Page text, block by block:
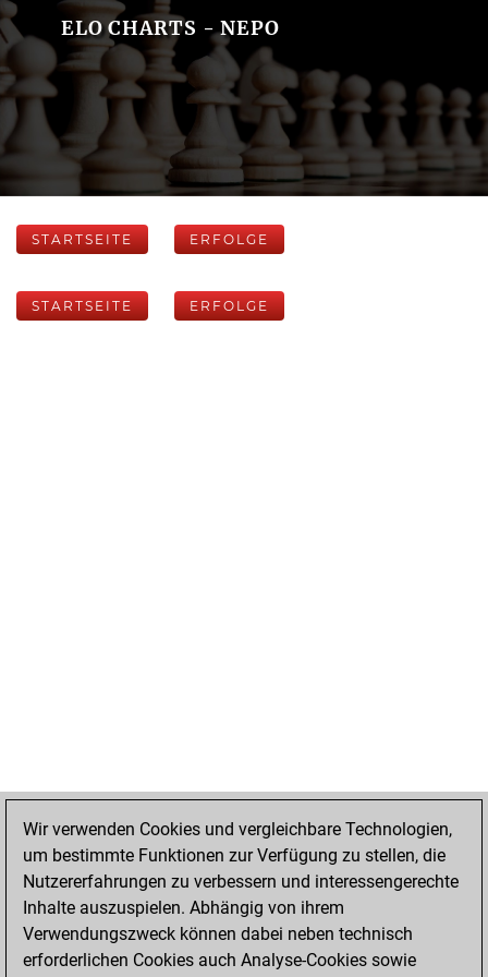
ELO CHARTS - NEPO
STARTSEITE ERFOLGE
STARTSEITE ERFOLGE
Wir verwenden Cookies und vergleichbare Technologien,
um bestimmte Funktionen zur Verfügung zu stellen, die
Nutzererfahrungen zu verbessern und interessengerechte
Inhalte auszuspielen. Abhängig von ihrem
Verwendungszweck können dabei neben technisch
erforderlichen Cookies auch Analyse-Cookies sowie